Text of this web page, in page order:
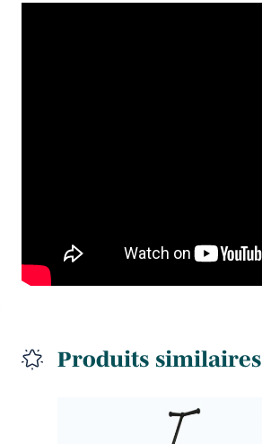
Produits similaires